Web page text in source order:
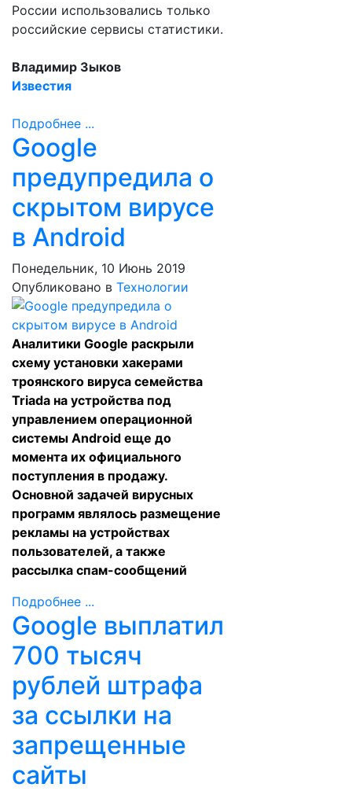
России использовались только
российские сервисы статистики.
Владимир Зыков
Известия
Подробнее ...
Google
предупредила о
скрытом вирусе
в Android
Понедельник, 10 Июнь 2019
Опубликовано в Технологии
Аналитики Google раскрыли
схему установки хакерами
троянского вируса семейства
Triada на устройства под
управлением операционной
системы Android еще до
момента их официального
поступления в продажу.
Основной задачей вирусных
программ являлось размещение
рекламы на устройствах
пользователей, а также
рассылка спам-сообщений
Подробнее ...
Google выплатил
700 тысяч
рублей штрафа
за ссылки на
запрещенные
сайты